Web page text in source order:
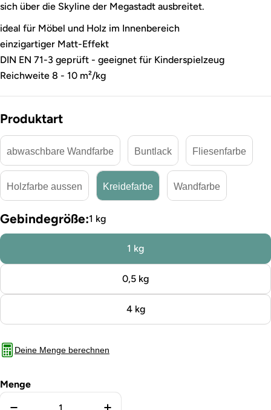
sich über die Skyline der Megastadt ausbreitet.
ideal für Möbel und Holz im Innenbereich
einzigartiger Matt-Effekt
DIN EN 71-3 geprüft - geeignet für Kinderspielzeug
Reichweite 8 - 10 m²/kg
Produktart
abwaschbare Wandfarbe Buntlack Fliesenfarbe
Holzfarbe aussen Kreidefarbe Wandfarbe
Gebindegröße:1 kg
1 kg
0,5 kg
4 kg
Deine Menge berechnen
Menge